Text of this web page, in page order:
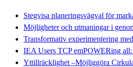
Stegvisa planeringsvägval för
Möjligheter och utmaningar i
Transformativ experimentering
IEA Users TCP emPOWERing
Yttillräcklighet –Möjliggöra